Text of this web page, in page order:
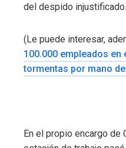
del despido injustificado.
(Le puede interesar,
100.000 empleados
tormentas por mano
En el propio encargo de